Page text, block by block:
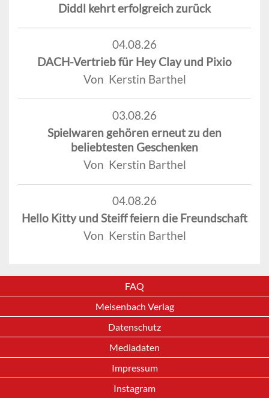
Diddl kehrt erfolgreich zurück
04.08.26
DACH-Vertrieb für Hey Clay und Pixio
Von Kerstin Barthel
03.08.26
Spielwaren gehören erneut zu den
beliebtesten Geschenken
Von Kerstin Barthel
04.08.26
Hello Kitty und Steiff feiern die Freundschaft
Von Kerstin Barthel
FAQ
Meisenbach Verlag
Datenschutz
Mediadaten
Impressum
Instagram